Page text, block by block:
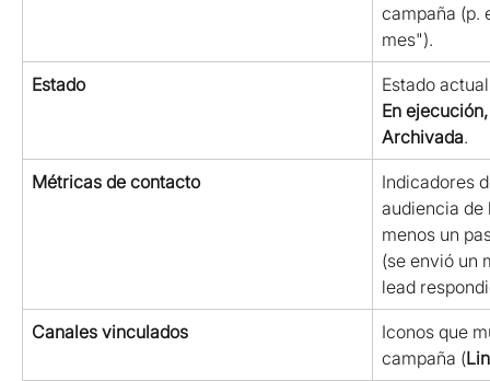
campaña (p.
mes").
Estado
Estado
En
Archivada.
Métricas de contacto
Indicadores
audiencia
menos un
(se envió un
lead
Canales vinculados
Iconos que
campaña (